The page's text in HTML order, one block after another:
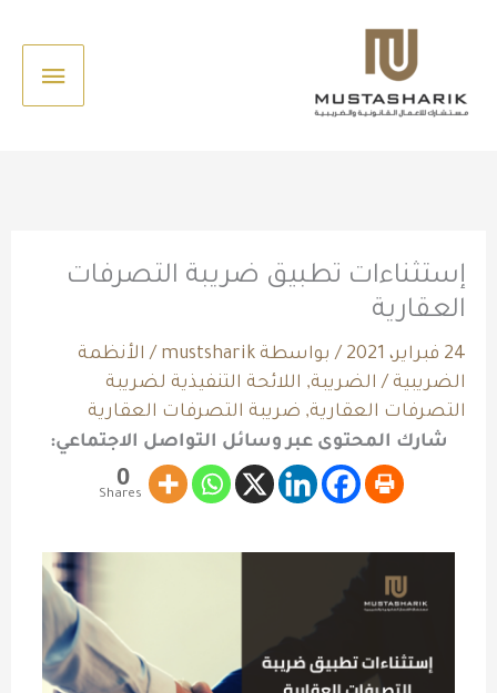
إستثناءات تطبيق ضريبة التصرفات
العقارية
24 فبراير، 2021 / بواسطة mustsharik
/ الأنظمة
الضريبية / الضريبة, اللائحة التنفيذية لضريبة
التصرفات العقارية, ضريبة التصرفات العقارية
شارك المحتوى عبر وسائل التواصل الاجتماعي:
0
Shares